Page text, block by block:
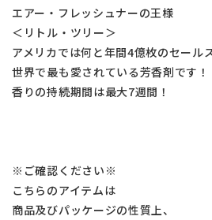
エアー・フレッシュナーの王様
＜リトル・ツリー＞
アメリカでは何と年間4億枚のセール
世界で最も愛されている芳香剤です！
香りの持続期間は最大7週間！
※ご確認ください※
こちらのアイテムは
商品及びパッケージの性質上、